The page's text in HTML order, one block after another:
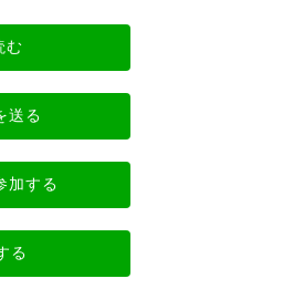
む
送る
加する
る